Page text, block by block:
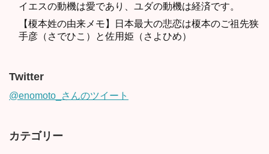
イエスの動機は愛であり、ユダの動機は経済です。
【榎本姓の由来メモ】日本最大の悲恋は榎本のご祖先狭
手彦（さでひこ）と佐用姫（さよひめ）
Twitter
@enomoto_さんのツイート
カテゴリー